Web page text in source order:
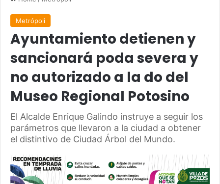
Metrópoli
Ayuntamiento detienen y
sancionará poda severa y
no autorizado a la do del
Museo Regional Potosino
El Alcalde Enrique Galindo instruye a seguir los
parámetros que llevaron a la ciudad a obtener
el distintivo de Ciudad Árbol del Mundo.